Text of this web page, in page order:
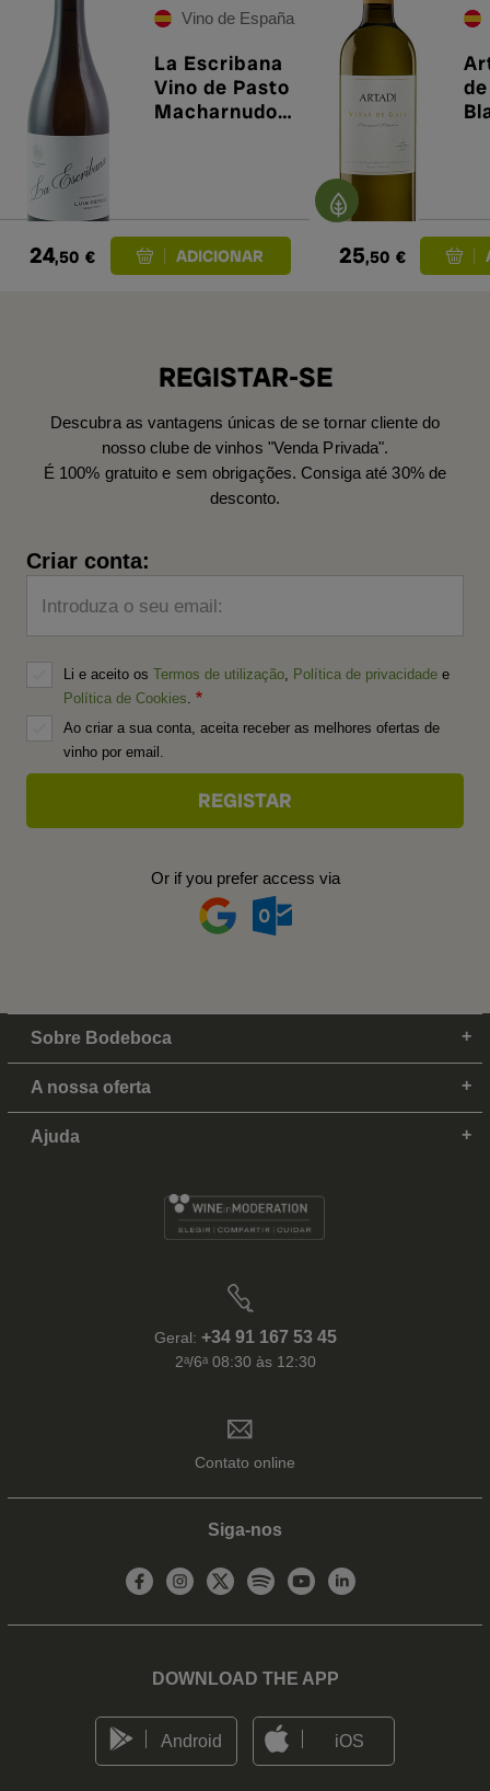
Vino de España
La Escribana
Vino de Pasto
Macharnudo
24,50 € 25,50 €
REGISTAR-SE
Descubra as vantagens únicas de se tornar cliente do
nosso clube de vinhos "Venda Privada".
É 100% gratuito e sem obrigações. Consiga até 30% de
desconto.
Criar conta:
Introduza o seu email:
Li e aceito os Termos de utilização Política de privacidade e
Política de Cookies
Ao criar a sua conta, aceita receber as melhores ofertas de
vinho por email.
Or if you prefer access via
Sobre Bodeboca
A nossa oferta
Ajuda
Geral: +34 91 167 53 45
2ᵃ/6ᵃ 08:30 às 12:30
Contato online
Siga-nos
DOWNLOAD THE APP
Android iOS